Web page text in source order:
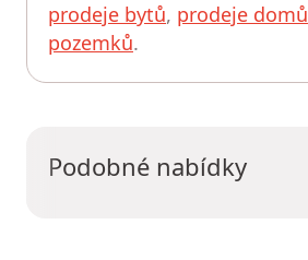
prodeje bytů, prodeje domů
pozemků.
Podobné nabídky